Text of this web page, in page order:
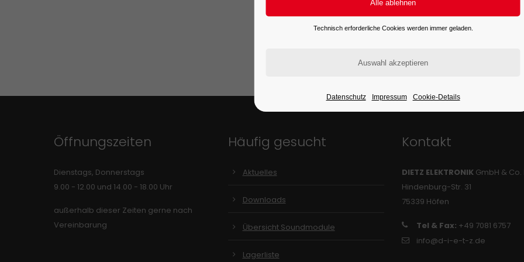
Öffnungszeiten
Dienstags, Donnerstags
9.00 - 12.00 und 14.00 - 18.00 Uhr
außerhalb dieser Zeiten gerne nach
Vereinbarung
Häufig gesucht
Aktuelles
Downloads
Übersicht Soundmodule
Lagerliste
Kontakt
DIETZ ELEKTRONIK GmbH & Co.
Hindenburg-Str. 31
75339 Höfen
Tel & Fax: +49 7081 6757
info@d-i-e-t-z.de
Technisch erforderliche Cookies werden immer geladen.
Datenschutz Impressum Cookie-Details